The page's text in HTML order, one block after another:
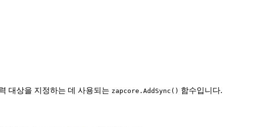
대상을 지정하는 데 사용되는 zapcore.AddSync() 함수입니다.